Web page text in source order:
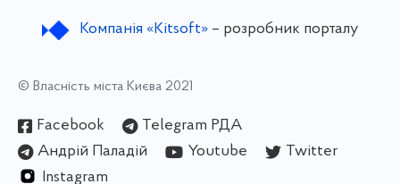
Компанія «Kitsoft»– розробник порталу
© Власність міста Києва 2021
Facebook
Telegram РДА
Андрій Паладій
Youtube
Twitter
Instagram